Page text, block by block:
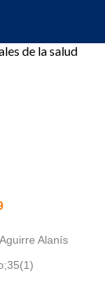
de la salud
Alanís